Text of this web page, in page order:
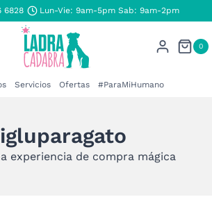
6828 Lun-Vie: 9am-5pm Sab: 9am-2pm
0
Servicios Ofertas #ParaMiHumano
experiencia de compra mágica